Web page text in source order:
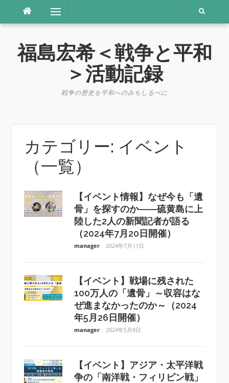
テ
メニュー
福島宏希＜戦争と平和
＞活動記録
戦争の歴史を平和へのみちしるべに
カテゴリー: イベント
（一覧）
【イベント情報】なぜ今も「遺
骨」を探すのか――硫黄島に上
陸した2人の新聞記者が語る
（2024年7月20日開催）
manager 2024年7月11日
【イベント】戦場に残された
100万人の「遺骨」～収容はな
ぜ進まなかったのか～（2024
年5月26日開催）
manager 2024年5月8日
【イベント】アジア・太平洋戦
争の「南洋戦・フィリピン戦」